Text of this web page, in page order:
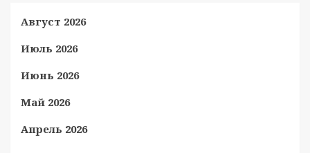
Август 2026
Июль 2026
Июнь 2026
Май 2026
Апрель 2026